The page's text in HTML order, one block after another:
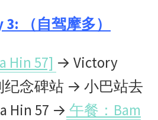
（自驾摩多）
Hin 57] → Victory
纪念碑站 → 小巴站去
Hin 57 → 午餐：Bam